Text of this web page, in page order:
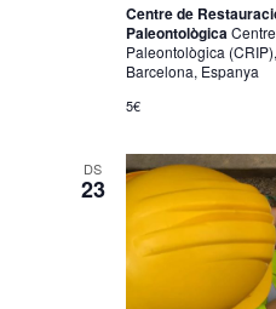
Centre de
Paleontològica
Paleontològica
Barcelona, Espanya
5€
DS
23